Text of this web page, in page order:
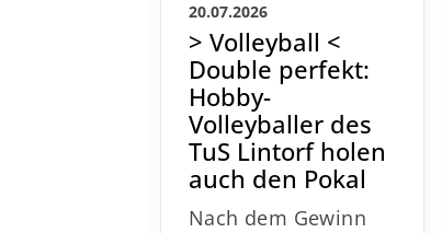
20.07.2026
> Volleyball <
Double perfekt:
Hobby-
Volleyballer des
TuS Lintorf holen
auch den Pokal
Nach dem Gewinn